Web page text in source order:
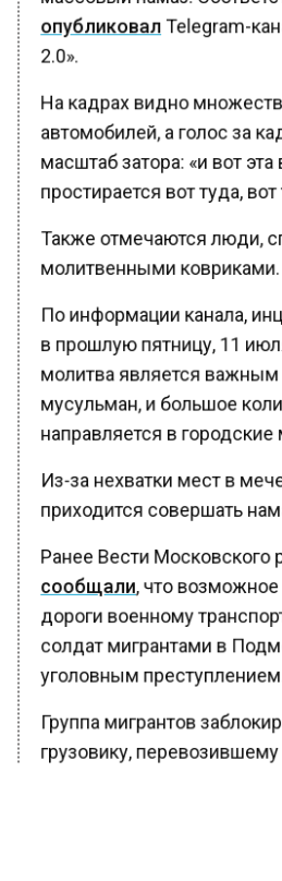
опубликовал
Telegram-
2.0».
На кадрах видно
автомобилей, а голос за
масштаб затора: «и вот эта
простирается вот туда, вот
Также отмечаются люди,
молитвенными ковриками.
По информации канала,
в прошлую пятницу, 11
молитва является
мусульман, и большое
направляется в городские
Из-за нехватки мест в
приходится совершать
Ранее Вести Московского
сообщали, что
дороги военному
солдат мигрантами в
уголовным
Группа мигрантов
грузовику,